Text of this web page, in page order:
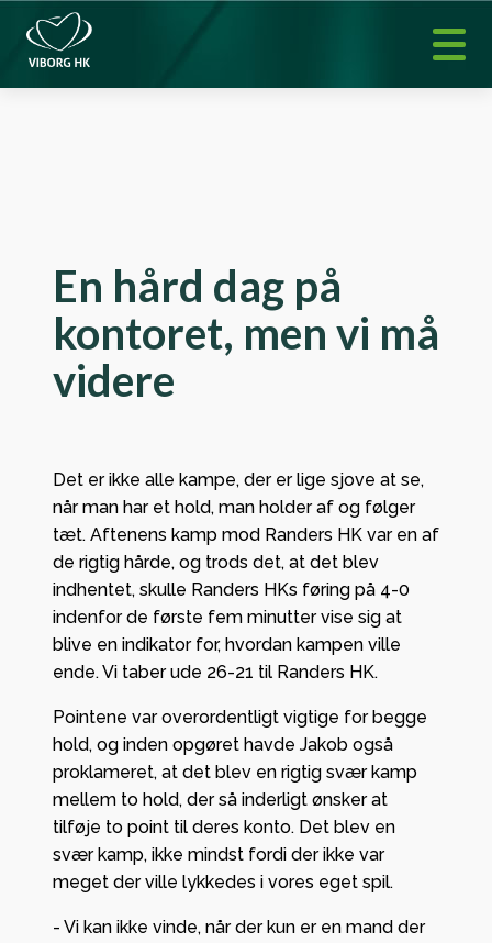
En hård dag på
kontoret, men vi må
videre
Det er ikke alle kampe, der er lige sjove at se,
når man har et hold, man holder af og følger
tæt. Aftenens kamp mod Randers HK var en af
de rigtig hårde, og trods det, at det blev
indhentet, skulle Randers HKs føring på 4-0
indenfor de første fem minutter vise sig at
blive en indikator for, hvordan kampen ville
ende. Vi taber ude 26-21 til Randers HK.
Pointene var overordentligt vigtige for begge
hold, og inden opgøret havde Jakob også
proklameret, at det blev en rigtig svær kamp
mellem to hold, der så inderligt ønsker at
tilføje to point til deres konto. Det blev en
svær kamp, ikke mindst fordi der ikke var
meget der ville lykkedes i vores eget spil.
- Vi kan ikke vinde, når der kun er en mand der